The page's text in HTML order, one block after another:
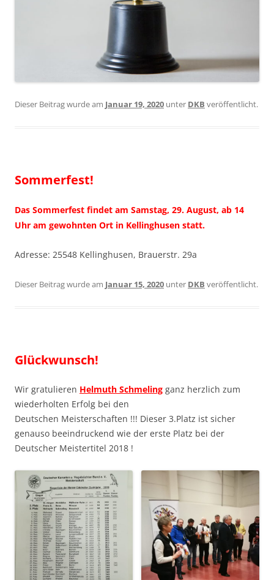
Dieser Beitrag wurde am Januar 19, 2020 unter DKB veröffentlicht.
Sommerfest!
Das Sommerfest findet am Samstag, 29. August, ab 14
Uhr am gewohnten Ort in Kellinghusen statt.
Adresse: 25548 Kellinghusen, Brauerstr. 29a
Dieser Beitrag wurde am Januar 15, 2020 unter DKB veröffentlicht.
Glückwunsch!
Wir gratulieren Helmuth Schmeling ganz herzlich zum
wiederholten Erfolg bei den
Deutschen Meisterschaften !!! Dieser 3.Platz ist sicher
genauso beeindruckend wie der erste Platz bei der
Deutscher Meistertitel 2018 !